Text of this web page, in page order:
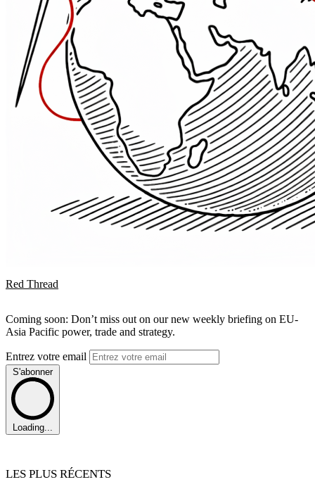
Red Thread
Coming soon: Don’t miss out on our new weekly briefing on EU-
Asia Pacific power, trade and strategy.
Entrez votre email
S'abonner
Loading...
LES PLUS RÉCENTS